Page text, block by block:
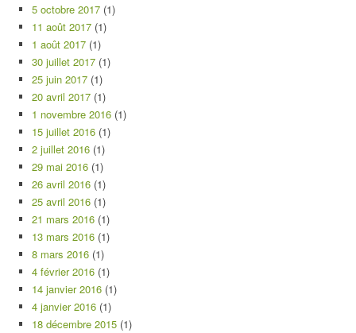
5 octobre 2017 (1)
11 août 2017 (1)
1 août 2017 (1)
30 juillet 2017 (1)
25 juin 2017 (1)
20 avril 2017 (1)
1 novembre 2016 (1)
15 juillet 2016 (1)
2 juillet 2016 (1)
29 mai 2016 (1)
26 avril 2016 (1)
25 avril 2016 (1)
21 mars 2016 (1)
13 mars 2016 (1)
8 mars 2016 (1)
4 février 2016 (1)
14 janvier 2016 (1)
4 janvier 2016 (1)
18 décembre 2015 (1)